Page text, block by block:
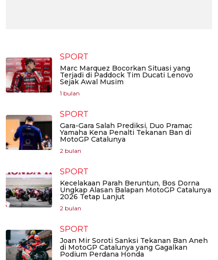
SPORT
Marc Marquez Bocorkan Situasi yang
Terjadi di Paddock Tim Ducati Lenovo
Sejak Awal Musim
1 bulan
SPORT
Gara-Gara Salah Prediksi, Duo Pramac
Yamaha Kena Penalti Tekanan Ban di
MotoGP Catalunya
2 bulan
SPORT
Kecelakaan Parah Beruntun, Bos Dorna
Ungkap Alasan Balapan MotoGP Catalunya
2026 Tetap Lanjut
2 bulan
SPORT
Joan Mir Soroti Sanksi Tekanan Ban Aneh
di MotoGP Catalunya yang Gagalkan
Podium Perdana Honda